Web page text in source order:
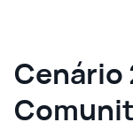
Cenário